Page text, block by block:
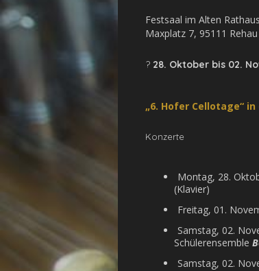
Festsaal im Alten
Maxplatz 7, 95111 Rehau
? 28. Oktober bis 02.
„6. Hofer Cellotage“
Konzerte
Montag, 28.
(Klavier)
Freitag, 01.
Samstag, 02.
Schülerensemble
Samstag, 02.